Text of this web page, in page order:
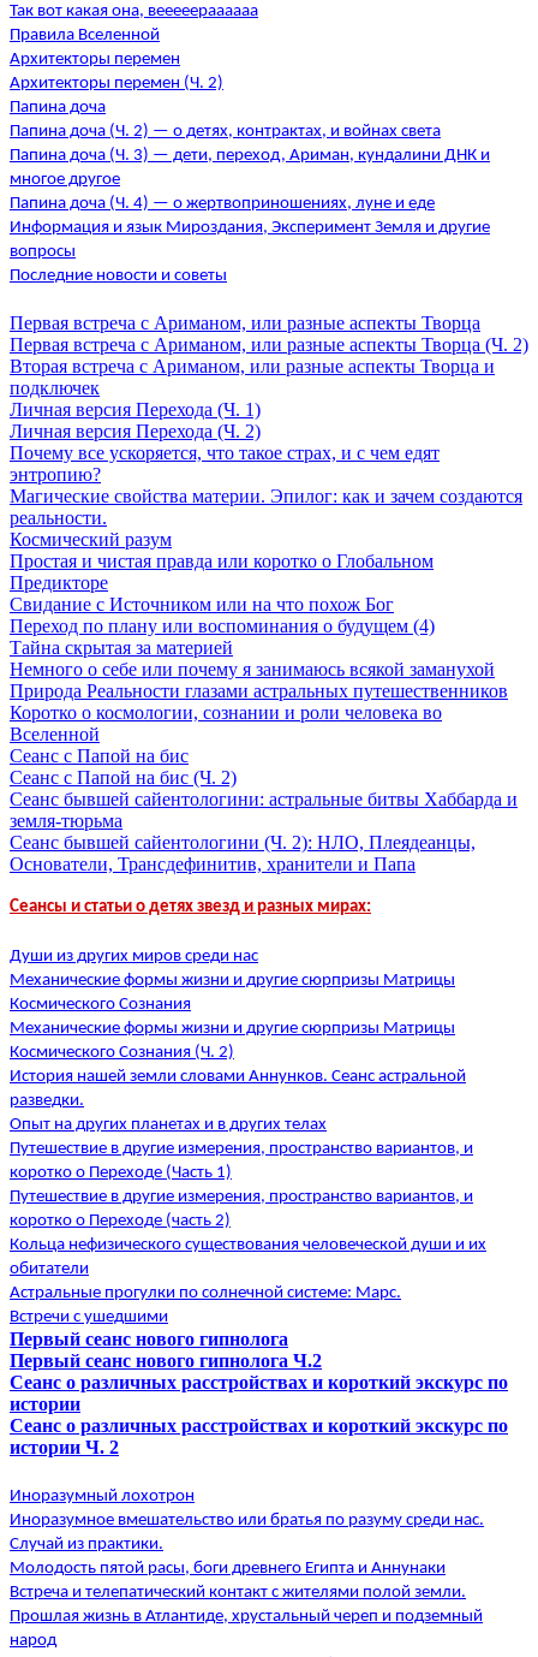
Так вот какая она, вееееераааааа
Правила Вселенной
Архитекторы перемен
Архитекторы перемен (Ч. 2)
Папина доча
Папина доча (Ч. 2) — о детях, контрактах, и войнах света
Папина доча (Ч. 3) — дети, переход, Ариман, кундалини ДНК и
многое другое
Папина доча (Ч. 4) — о жертвоприношениях, луне и еде
Информация и язык Мироздания, Эксперимент Земля и другие
вопросы
Последние новости и советы
Первая встреча с Ариманом, или разные аспекты Творца
Первая встреча с Ариманом, или разные аспекты Творца (Ч. 2)
Вторая встреча с Ариманом, или разные аспекты Творца и
подключек
Личная версия Перехода (Ч. 1)
Личная версия Перехода (Ч. 2)
Почему все ускоряется, что такое страх, и с чем едят
энтропию?
Магические свойства материи. Эпилог: как и зачем создаются
реальности.
Космический разум
Простая и чистая правда или коротко о Глобальном
Предикторе
Свидание с Источником или на что похож Бог
Переход по плану или воспоминания о будущем (4)
Тайна скрытая за материей
Немного о себе или почему я занимаюсь всякой заманухой
Природа Реальности глазами астральных путешественников
Коротко о космологии, сознании и роли человека во
Вселенной
Сеанс с Папой на бис
Сеанс с Папой на бис (Ч. 2)
Сеанс бывшей сайентологини: астральные битвы Хаббарда и
земля-тюрьма
Сеанс бывшей сайентологини (Ч. 2): НЛО, Плеядеанцы,
Основатели, Трансдефинитив, хранители и Папа
Сеансы и статьи о детях звезд и разных мирах:
Души из других миров среди нас
Механические формы жизни и другие сюрпризы Матрицы
Космического Сознания
Механические формы жизни и другие сюрпризы Матрицы
Космического Сознания (Ч. 2)
История нашей земли словами Аннунков. Сеанс астральной
разведки.
Опыт на других планетах и в других телах
Путешествие в другие измерения, пространство вариантов, и
коротко о Переходе (Часть 1)
Путешествие в другие измерения, пространство вариантов, и
коротко о Переходе (часть 2)
Кольца нефизического существования человеческой души и их
обитатели
Астральные прогулки по солнечной системе: Марс.
Встречи с ушедшими
Первый сеанс нового гипнолога
Первый сеанс нового гипнолога Ч.2
Сеанс о различных расстройствах и короткий экскурс по
истории
Сеанс о различных расстройствах и короткий экскурс по
истории Ч. 2
Иноразумный лохотрон
Иноразумное вмешательство или братья по разуму среди нас.
Случай из практики.
Молодость пятой расы, боги древнего Египта и Аннунаки
Встреча и телепатический контакт с жителями полой земли.
Прошлая жизнь в Атлантиде, хрустальный череп и подземный
народ